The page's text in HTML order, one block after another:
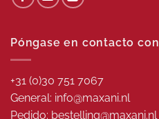
Póngase en contacto con
+31 (0)30 751 7067
General: info@maxani.nl
Pedido: bestelling@maxani.nl